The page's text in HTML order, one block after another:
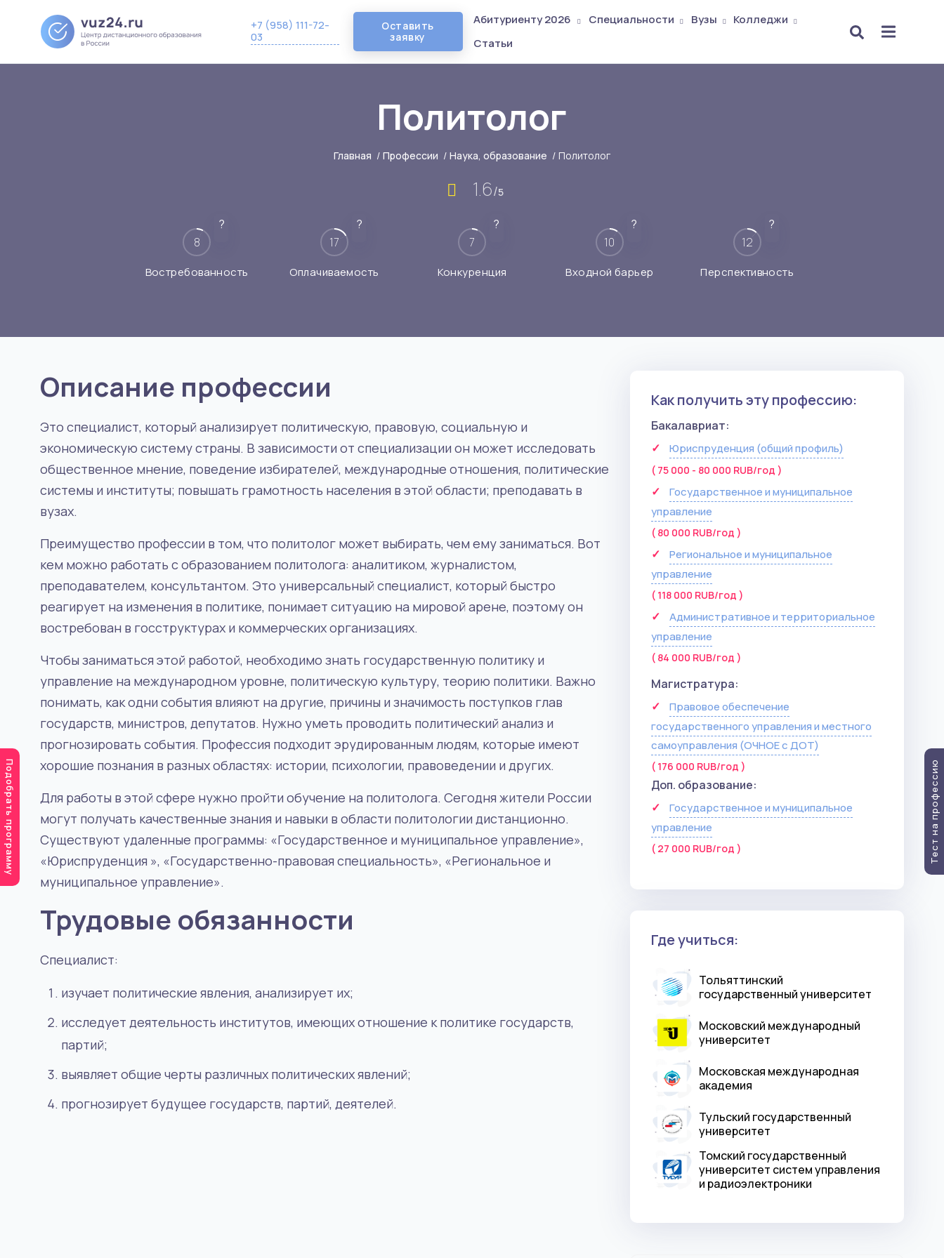
+7 (958) 111-72-
03
Оставить
заявку
Абитуриенту 2026 Специальности Вузы
Колледжи
Статьи
Политолог
Главная / Профессии / Наука, образование / Политолог
1.6/5
?
8
Востребованность
?
17
Оплачиваемость
?
7
Конкуренция
?
10
Входной барьер
?
12
Перспективность
Описание профессии
Это специалист, который анализирует политическую, правовую, социальную и
экономическую систему страны. В зависимости от специализации он может исследовать
общественное мнение, поведение избирателей, международные отношения, политические
системы и институты; повышать грамотность населения в этой области; преподавать в
вузах.
Преимущество профессии в том, что политолог может выбирать, чем ему заниматься. Вот
кем можно работать с образованием политолога: аналитиком, журналистом,
преподавателем, консультантом. Это универсальный специалист, который быстро
реагирует на изменения в политике, понимает ситуацию на мировой арене, поэтому он
востребован в госструктурах и коммерческих организациях.
Чтобы заниматься этой работой, необходимо знать государственную политику и
управление на международном уровне, политическую культуру, теорию политики. Важно
понимать, как одни события влияют на другие, причины и значимость поступков глав
государств, министров, депутатов. Нужно уметь проводить политический анализ и
прогнозировать события. Профессия подходит эрудированным людям, которые имеют
хорошие познания в разных областях: истории, психологии, правоведении и других.
Для работы в этой сфере нужно пройти обучение на политолога. Сегодня жители России
могут получать качественные знания и навыки в области политологии дистанционно.
Существуют удаленные программы: «Государственное и муниципальное управление»,
«Юриспруденция », «Государственно-правовая специальность», «Региональное и
муниципальное управление».
Трудовые обязанности
Специалист:
изучает политические явления, анализирует их;
исследует деятельность институтов, имеющих отношение к политике государств,
партий;
выявляет общие черты различных политических явлений;
прогнозирует будущее государств, партий, деятелей.
Как получить эту профессию:
Бакалавриат:
Юриспруденция (общий профиль)
( 75 000 - 80 000 RUB/год )
Государственное и муниципальное
управление
( 80 000 RUB/год )
Региональное и муниципальное
управление
( 118 000 RUB/год )
Административное и территориальное
управление
( 84 000 RUB/год )
Магистратура:
Правовое обеспечение
государственного управления и местного
самоуправления (ОЧНОЕ с ДОТ)
( 176 000 RUB/год )
Доп. образование:
Государственное и муниципальное
управление
( 27 000 RUB/год )
Где учиться:
Тольяттинский
государственный университет
Московский международный
университет
Московская международная
академия
Тульский государственный
университет
Томский государственный
университет систем управления
и радиоэлектроники
Подобрать программу Тест на профессию